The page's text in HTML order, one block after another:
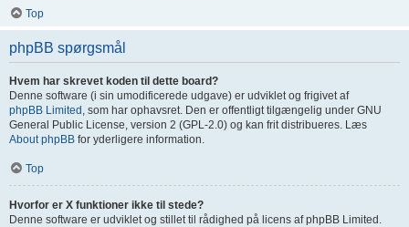
Top
phpBB spørgsmål
Hvem har skrevet koden til dette board?
Denne software (i sin umodificerede udgave) er udviklet og frigivet af
phpBB Limited , som har ophavsret. Den er offentligt tilgængelig under GNU
General Public License, version 2 (GPL-2.0) og kan frit distribueres. Læs
About phpBB for yderligere information.
Top
Hvorfor er X funktioner ikke til stede?
Denne software er udviklet og stillet til rådighed på licens af phpBB Limited.